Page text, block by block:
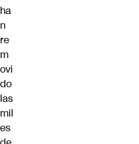
ha
n
re
m
ovi
do
las
mil
es